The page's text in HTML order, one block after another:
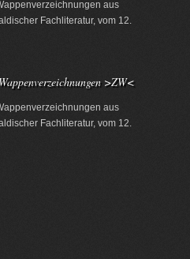
aus
Fachliteratur, vom 12.
>ZW<
aus
Fachliteratur, vom 12.